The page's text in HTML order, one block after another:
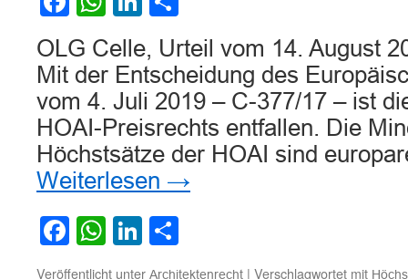
und
Trittschalldämmung
OLG Celle, Urteil vom 14. August
Mit der Entscheidung des
vom 4. Juli 2019 – C-377/17 – ist
HOAI-Preisrechts entfallen. Die
Höchstsätze der HOAI sind
Weiterlesen →
Facebook
WhatsApp
LinkedIn
Veröffentlicht unter Architektenrecht | Verschlagwortet mit